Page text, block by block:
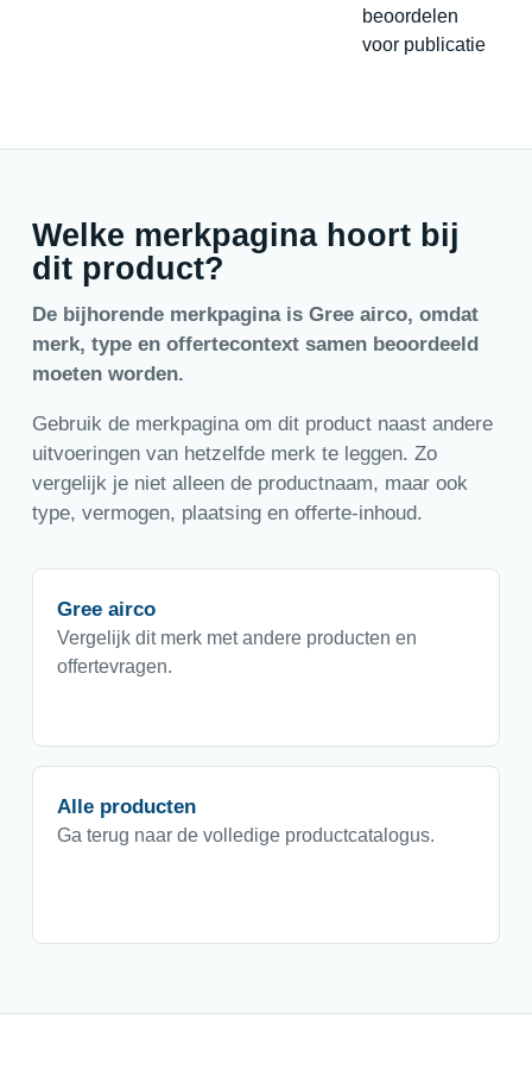
beoordelen
voor publicatie
Welke merkpagina hoort bij
dit product?
De bijhorende merkpagina is Gree airco, omdat
merk, type en offertecontext samen beoordeeld
moeten worden.
Gebruik de merkpagina om dit product naast andere
uitvoeringen van hetzelfde merk te leggen. Zo
vergelijk je niet alleen de productnaam, maar ook
type, vermogen, plaatsing en offerte-inhoud.
Gree airco
Vergelijk dit merk met andere producten en
offertevragen.
Alle producten
Ga terug naar de volledige productcatalogus.